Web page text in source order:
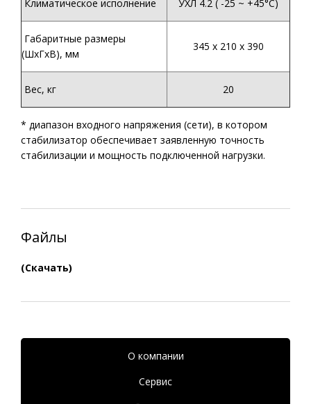
Климатическое исполнение УХЛ 4.2 ( -25 ~ +45°С)
Габаритные размеры
(ШхГхВ), мм
345 х 210 х 390
Вес, кг 20
* диапазон входного напряжения (сети), в котором
стабилизатор обеспечивает заявленную точность
стабилизации и мощность подключенной нагрузки.
Файлы
(Скачать)
О компании
Сервис